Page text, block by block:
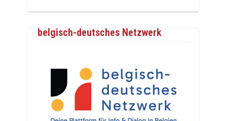
belgisch-deutsches Netzwerk